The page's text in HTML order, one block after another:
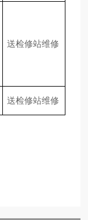
送检修站维修
送检修站维修